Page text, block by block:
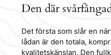
Den där
Det första som slår en
lådan är den totala,
kvalitetskänslan. Den